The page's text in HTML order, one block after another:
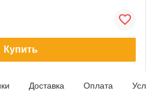
Купить
Доставка Оплата